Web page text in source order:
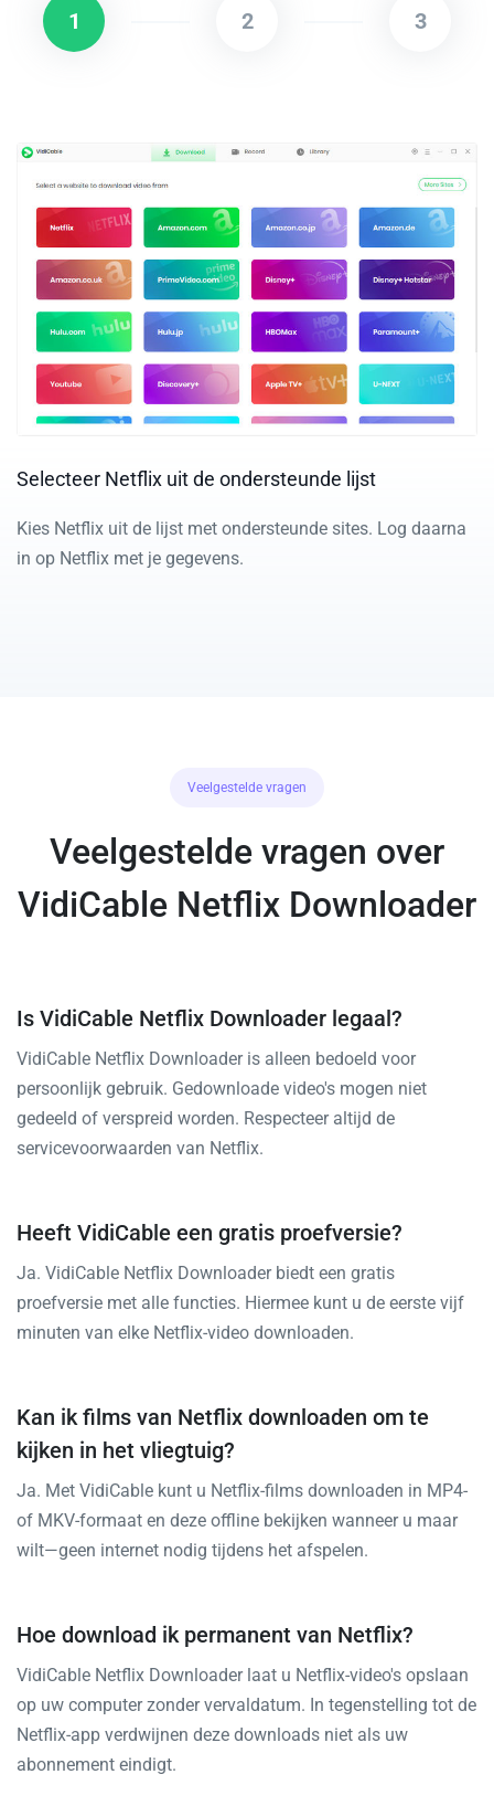
1 2 3
Selecteer Netflix uit de ondersteunde lijst
Kies Netflix uit de lijst met ondersteunde sites. Log daarna
in op Netflix met je gegevens.
Veelgestelde vragen
Veelgestelde vragen over
VidiCable Netflix Downloader
Is VidiCable Netflix Downloader legaal?
VidiCable Netflix Downloader is alleen bedoeld voor
persoonlijk gebruik. Gedownloade video's mogen niet
gedeeld of verspreid worden. Respecteer altijd de
servicevoorwaarden van Netflix.
Heeft VidiCable een gratis proefversie?
Ja. VidiCable Netflix Downloader biedt een gratis
proefversie met alle functies. Hiermee kunt u de eerste vijf
minuten van elke Netflix-video downloaden.
Kan ik films van Netflix downloaden om te
kijken in het vliegtuig?
Ja. Met VidiCable kunt u Netflix-films downloaden in MP4-
of MKV-formaat en deze offline bekijken wanneer u maar
wilt—geen internet nodig tijdens het afspelen.
Hoe download ik permanent van Netflix?
VidiCable Netflix Downloader laat u Netflix-video's opslaan
op uw computer zonder vervaldatum. In tegenstelling tot de
Netflix-app verdwijnen deze downloads niet als uw
abonnement eindigt.